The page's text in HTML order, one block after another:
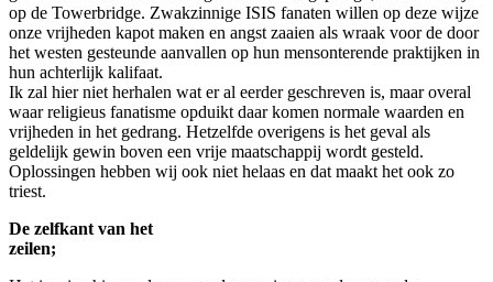
op de Towerbridge. Zwakzinnige ISIS fanaten willen op deze wijze
onze vrijheden kapot maken en angst zaaien als wraak voor de door
het westen gesteunde aanvallen op hun mensonterende praktijken in
hun achterlijk kalifaat.
Ik zal hier niet herhalen wat er al eerder geschreven is, maar overal
waar religieus fanatisme opduikt daar komen normale waarden en
vrijheden in het gedrang. Hetzelfde overigens is het geval als
geldelijk gewin boven een vrije maatschappij wordt gesteld.
Oplossingen hebben wij ook niet helaas en dat maakt het ook zo
triest.
De zelfkant van het